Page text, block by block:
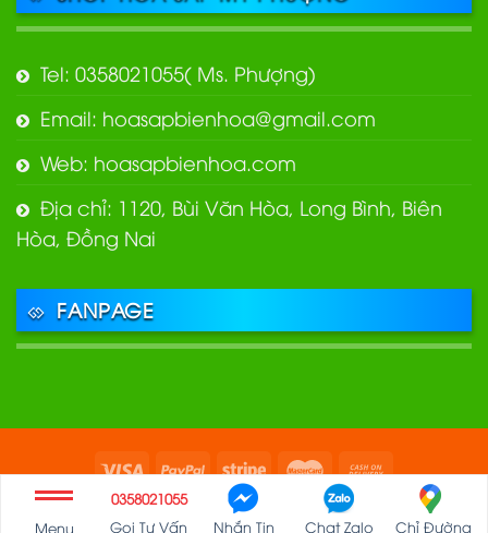
Tel: 0358021055( Ms. Phượng)
Email: hoasapbienhoa@gmail.com
Web: hoasapbienhoa.com
Địa chỉ: 1120, Bùi Văn Hòa, Long Bình, Biên
Hòa, Đồng Nai
FANPAGE
Copyright 2026 ©hoasapbienhoa.com
Menu
0358021055
Gọi Tư Vấn
Nhắn Tin Chat Zalo Chỉ Đường